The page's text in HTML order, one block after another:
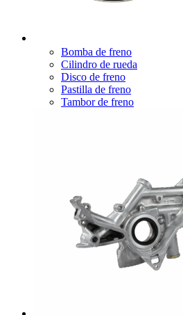
Bomba de freno
Cilindro de rueda
Disco de freno
Pastilla de freno
Tambor de freno